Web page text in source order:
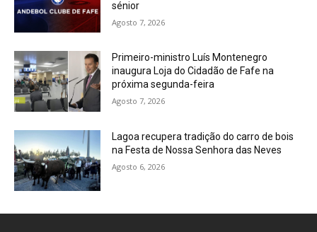
sénior
Agosto 7, 2026
Primeiro-ministro Luís Montenegro
inaugura Loja do Cidadão de Fafe na
próxima segunda-feira
Agosto 7, 2026
Lagoa recupera tradição do carro de bois
na Festa de Nossa Senhora das Neves
Agosto 6, 2026